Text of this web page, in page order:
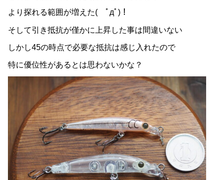
より探れる範囲が増えた( ﾟдﾟ)！
そして引き抵抗が僅かに上昇した事は間違いない
しかし45の時点で必要な抵抗は感じ入れたので
特に優位性があるとは思わないかな？